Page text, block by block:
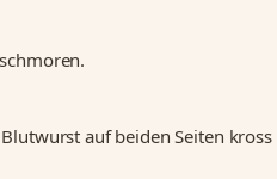
auf beiden Seiten kross